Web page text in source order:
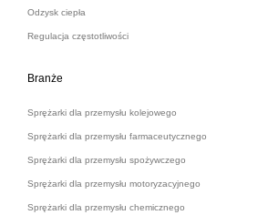
Odzysk ciepła
Regulacja częstotliwości
Branże
Sprężarki dla przemysłu kolejowego
Sprężarki dla przemysłu farmaceutycznego
Sprężarki dla przemysłu spożywczego
Sprężarki dla przemysłu motoryzacyjnego
Sprężarki dla przemysłu chemicznego